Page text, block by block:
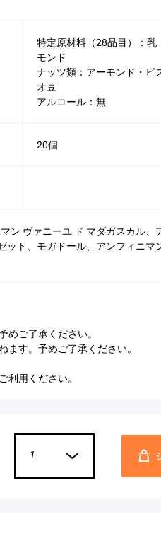
特定原材料（28品目）：
モンド
ナッツ類：アーモンド・ピ
オ豆
アルコール：無
20個
ヴァニーユ ド マダガスカル、
ト、モガドール、アンフィニマ
ご了承ください。
す。予めご了承ください。
用ください。
1